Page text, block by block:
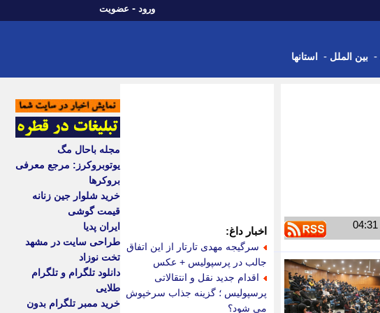
ورود - عضویت
- بین الملل - استانها
اخبار داغ:
سرگیجه مهدی تارتار از این اتفاق
جالب در پرسپولیس + عکس
اقدام جدید نقل و انتقالاتی
پرسپولیس ؛ گزینه جذاب سرخپوش
می شود؟
مجله باحال مگ
یوتوبروکرز: مرجع معرفی
بروکرها
خرید شلوار جین زنانه
قیمت گوشی
ایران پدیا
طراحی سایت در مشهد
تخت نوزاد
دانلود تلگرام و تلگرام
طلایی
خرید ممبر تلگرام بدون